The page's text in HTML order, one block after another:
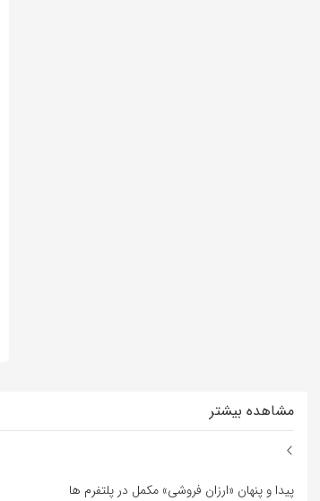
مشاهده بیشتر
پیدا و پنهان «ارزان فروشی» مکمل در پلتفرم ها